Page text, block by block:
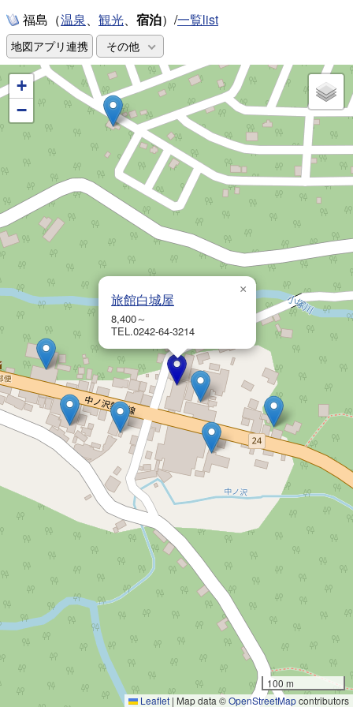
福島（温泉 、 観光、 宿泊）/一覧list
地図アプリ連携 その他
旅館白城屋
8,400～
TEL.0242-64-3214
×
+
−
100 m
Leaflet | Map data ©OpenStreetMapcontributors